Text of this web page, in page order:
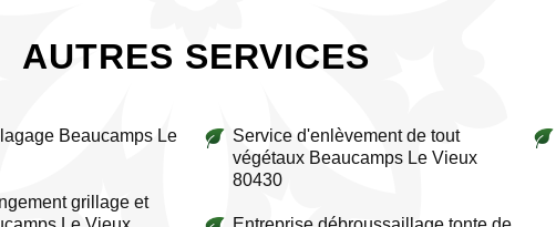
AUTRES SERVICES
Beaucamps Le
grillage et
Service d'enlèvement de tout
végétaux Beaucamps Le Vieux
80430